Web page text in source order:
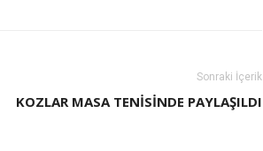
Sonraki İçerik
KOZLAR MASA TENISINDE PAYLAŞILDI